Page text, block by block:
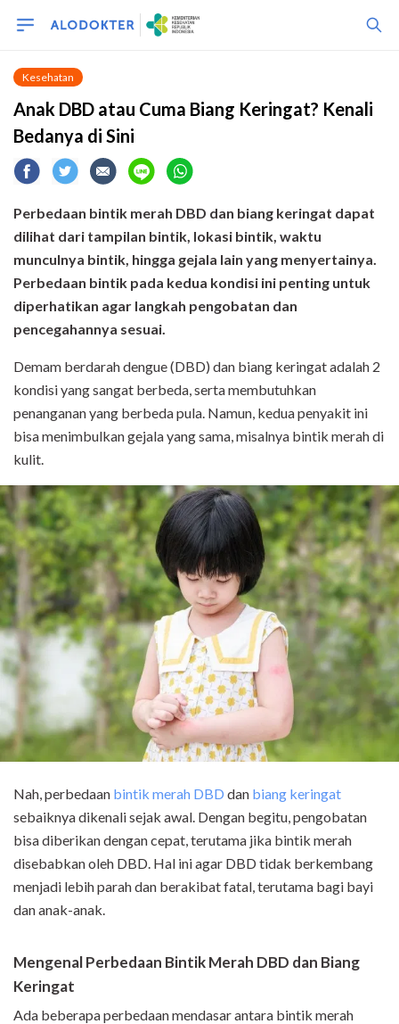
Kesehatan
Anak DBD atau Cuma Biang Keringat? Kenali
Bedanya di Sini
Perbedaan bintik merah DBD dan biang keringat dapat
dilihat dari tampilan bintik, lokasi bintik, waktu
munculnya bintik, hingga gejala lain yang menyertainya.
Perbedaan bintik pada kedua kondisi ini penting untuk
diperhatikan agar langkah pengobatan dan
pencegahannya sesuai.
Demam berdarah dengue (DBD) dan biang keringat adalah 2
kondisi yang sangat berbeda, serta membutuhkan
penanganan yang berbeda pula. Namun, kedua penyakit ini
bisa menimbulkan gejala yang sama, misalnya bintik merah di
kulit.
Nah, perbedaan bintik merah DBD dan biang keringat
sebaiknya dikenali sejak awal. Dengan begitu, pengobatan
bisa diberikan dengan cepat, terutama jika bintik merah
disebabkan oleh DBD. Hal ini agar DBD tidak berkembang
menjadi lebih parah dan berakibat fatal, terutama bagi bayi
dan anak-anak.
Mengenal Perbedaan Bintik Merah DBD dan Biang
Keringat
Ada beberapa perbedaan mendasar antara bintik merah